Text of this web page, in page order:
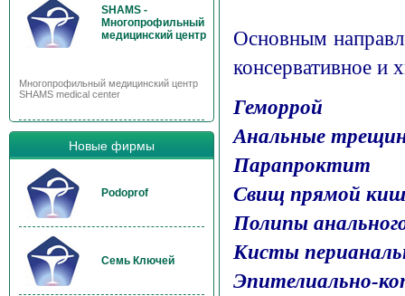
SHAMS -
Многопрофильный
медицинский центр
Многопрофильный медицинский центр
SHAMS medical center
Новые фирмы
Podoprof
Семь Ключей
Основным
консервативное и
Геморрой
Анальные
Парапроктит
Свищ прямой
Полипы
Кисты
Эпителиально-